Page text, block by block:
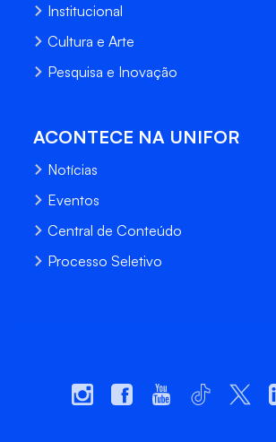
Institucional
Cultura e Arte
Pesquisa e Inovação
ACONTECE NA UNIFOR
Notícias
Eventos
Central de Conteúdo
Processo Seletivo